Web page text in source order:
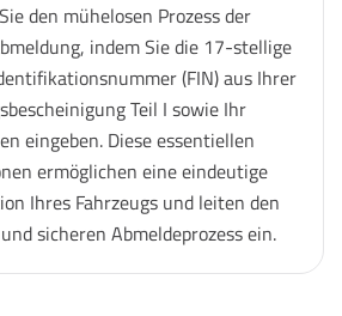
den mühelosen Prozess der
indem Sie die 17-stellige
(FIN) aus Ihrer
Teil I sowie Ihr
eingeben. Diese essentiellen
ermöglichen eine eindeutige
Ihres Fahrzeugs und leiten den
sicheren Abmeldeprozess ein.